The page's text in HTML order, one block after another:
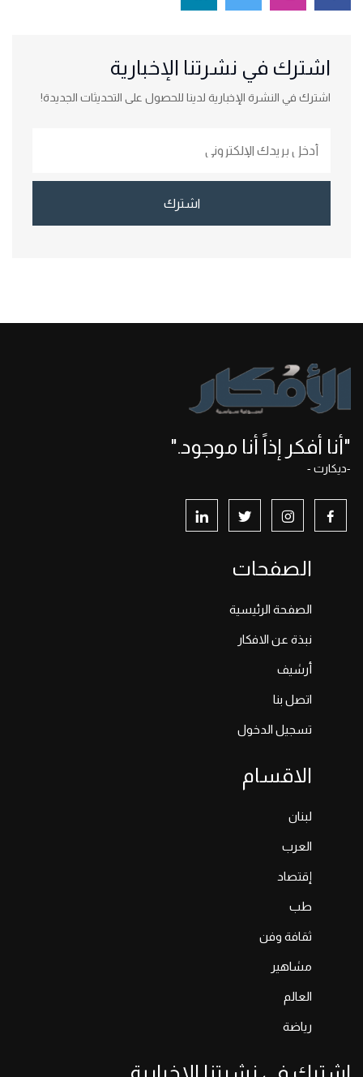
اشترك في نشرتنا الإخبارية
اشترك في النشرة الإخبارية لدينا للحصول على التحديثات الجديدة!
اشترك
"أنا أفكر إذاً أنا موجود."
-ديكارت -
الصفحات
الصفحة الرئيسية
نبذة عن الافكار
أرشيف
اتصل بنا
تسجيل الدخول
الاقسام
لبنان
العرب
إقتصاد
طب
ثقافة وفن
مشاهير
العالم
رياضة
اشترك في نشرتنا الإخبارية